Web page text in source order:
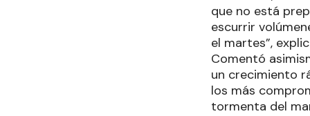
que no está
escurrir
el martes”,
Comentó
un crecimiento
los más
tormenta del